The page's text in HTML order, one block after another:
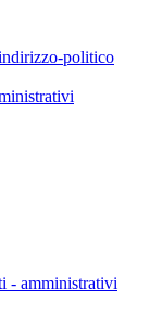
politico
- amministrativi